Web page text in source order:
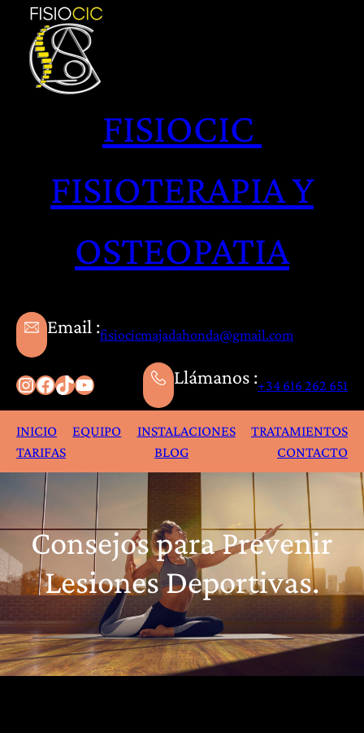
Saltar
contenido
FISIOCIC
FISIOTERAPIA Y
OSTEOPATIA
Email :fisiocicmajadahonda@gmail.com
Instagram
Facebook
TikTokYouTube Llámanos :+34 616 262 651
INICIO EQUIPO INSTALACIONES
TRATAMIENTOS
TARIFAS
BLOG CONTACTO
Consejos para Prevenir
Lesiones Deportivas.